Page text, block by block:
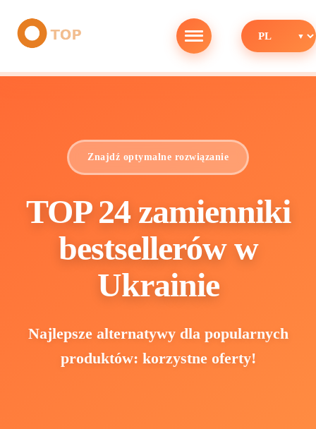
Znajdź optymalne rozwiązanie
TOP 24 zamienniki
bestsellerów w
Ukrainie
Najlepsze alternatywy dla popularnych
produktów: korzystne oferty!